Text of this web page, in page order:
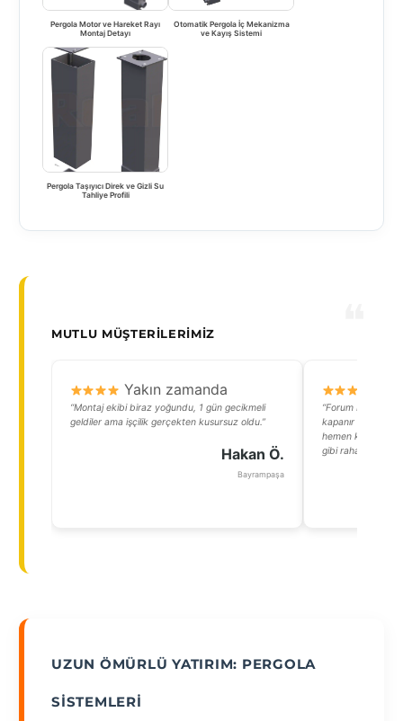
Pergola Motor ve Hareket Rayı
Montaj Detayı
Otomatik Pergola İç Mekanizma
ve Kayış Sistemi
Pergola Taşıyıcı Direk ve Gizli Su
Tahliye Profili
MUTLU MÜŞTERILERIMIZ
Yakın zamanda
“Montaj ekibi biraz yoğundu, 1 gün gecikmeli
geldiler ama işçilik gerçekten kusursuz oldu.”
Hakan Ö.
Bayrampaşa
“Forum
kapanır pergola
hemen
gibi rahat ediyor.”
UZUN ÖMÜRLÜ YATIRIM: PERGOLA
SISTEMLERI